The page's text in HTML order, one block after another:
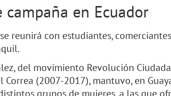
campaña en Ecuador
reunirá con estudiantes,
del movimiento Revolución
Correa (2007-2017), mantuvo, en
grupos de mujeres, a las que